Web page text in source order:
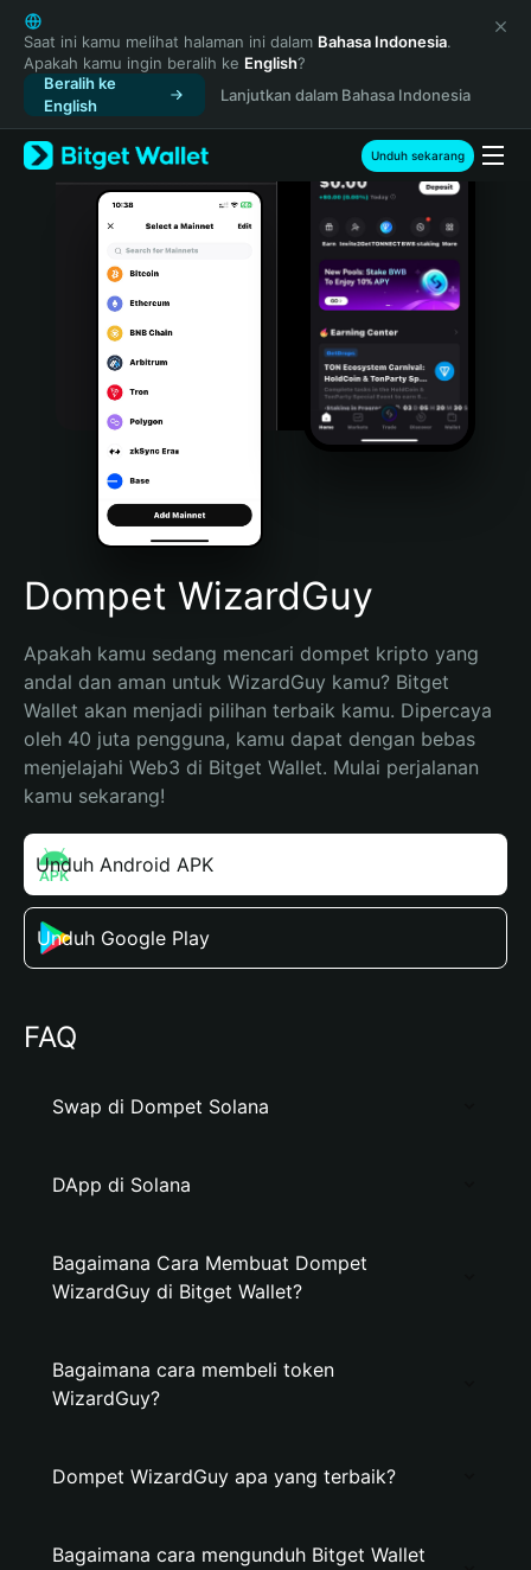
English
日本語
Tiếng Việt
Русский
Español (Latinoamérica)
Türkçe
Italiano
Português (Portugal)
Bahasa Indonesia
Português (Brasil)
Español (Argentina)
Saat ini kamu melihat halaman ini dalam Bahasa Indonesia.
Apakah kamu ingin beralih ke English?
Beralih ke
English
Lanjutkan dalam Bahasa Indonesia
Unduh sekarang
Dompet WizardGuy
Apakah kamu sedang mencari dompet kripto yang
andal dan aman untuk WizardGuy kamu? Bitget
Wallet akan menjadi pilihan terbaik kamu. Dipercaya
oleh 40 juta pengguna, kamu dapat dengan bebas
menjelajahi Web3 di Bitget Wallet. Mulai perjalanan
kamu sekarang!
Unduh Android APK
Unduh Google Play
FAQ
Swap di Dompet Solana
DApp di Solana
Bagaimana Cara Membuat Dompet
WizardGuy di Bitget Wallet?
Bagaimana cara membeli token
WizardGuy?
Dompet WizardGuy apa yang terbaik?
Bagaimana cara mengunduh Bitget Wallet